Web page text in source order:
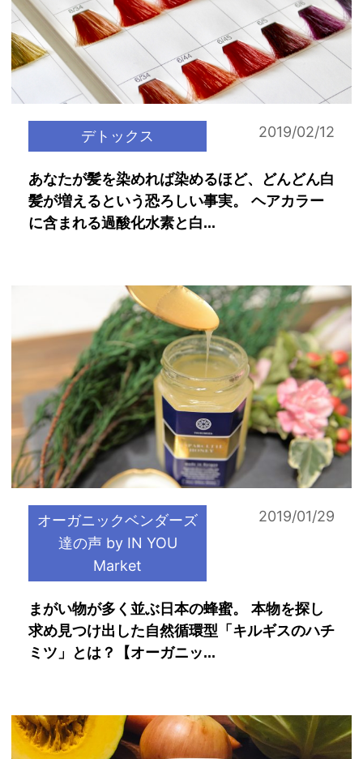
デトックス 2019/02/12
あなたが髪を染めれば染めるほど、どんどん白
髪が増えるという恐ろしい事実。 ヘアカラー
に含まれる過酸化水素と白...
オーガニックベンダーズ
達の声 by IN YOU
Market
2019/01/29
まがい物が多く並ぶ日本の蜂蜜。 本物を探し
求め見つけ出した自然循環型「キルギスのハチ
ミツ」とは？【オーガニッ...